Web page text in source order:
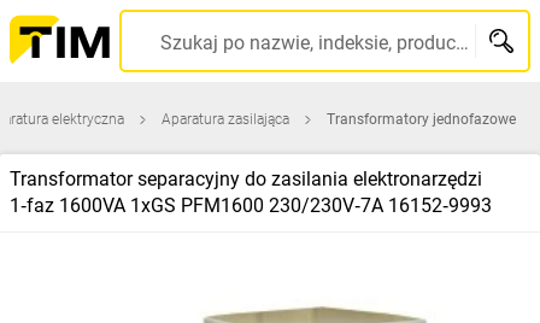
Szukaj po nazwie, indeksie, producencie, kodzie kreskowym...
elektryczna Aparatura zasilająca Transformatory jednofazowe
Transformator separacyjny do zasilania elektronarzędzi
1‑faz 1600VA 1xGS PFM1600 230/230V‑7A 16152‑9993